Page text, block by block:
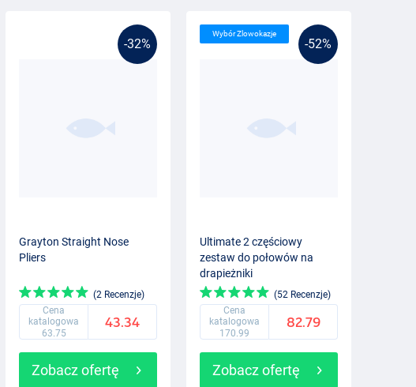
-32%
Grayton Straight Nose
Pliers
(2 Recenzje)
Cena
katalogowa
63.75
43.34
Zobacz ofertę
-52%
Wybór Zlowokazje
Ultimate 2 częściowy
zestaw do połowów na
drapieżniki
(52 Recenzje)
Cena
katalogowa
170.99
82.79
Zobacz ofertę